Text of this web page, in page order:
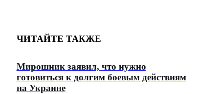
ЧИТАЙТЕ ТАКЖЕ
Мирошник заявил, что нужно
готовиться к долгим боевым действиям
на Украине